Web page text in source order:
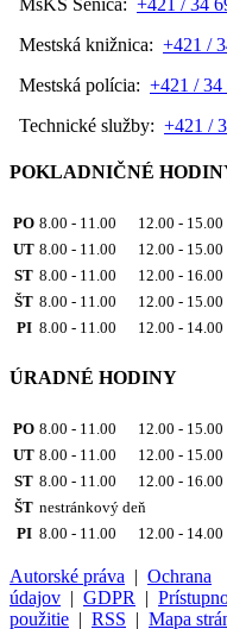
Mestská knižnica: +421 /
Mestská polícia: +421 / 34
Technické služby: +421 /
POKLADNIČNÉ
PO 8.00 - 11.00 12.00 - 15.00
UT 8.00 - 11.00 12.00 - 15.00
ST 8.00 - 11.00 12.00 - 16.00
ŠT 8.00 - 11.00 12.00 - 15.00
PI 8.00 - 11.00 12.00 - 14.00
ÚRADNÉ HODINY
PO 8.00 - 11.00 12.00 - 15.00
UT 8.00 - 11.00 12.00 - 15.00
ST 8.00 - 11.00 12.00 - 16.00
ŠT nestránkový deň
PI 8.00 - 11.00 12.00 - 14.00
Autorské práva | Ochrana
údajov | GDPR |
použitie | RSS | Mapa